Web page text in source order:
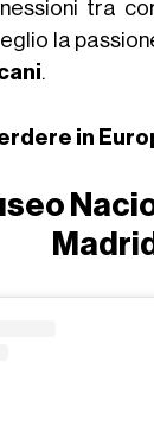
tra
la
.
in
Madrid